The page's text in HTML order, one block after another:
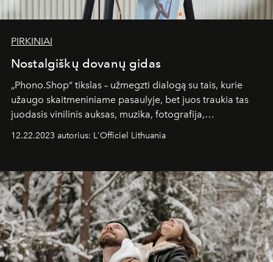
PIRKINIAI
Nostalgiškų dovanų gidas
„Phono.Shop“ tikslas – užmegzti dialogą su tais, kurie
užaugo skaitmeniniame pasaulyje, bet juos traukia tas
juodasis vinilinis auksas, muzika, fotografija,
12.22.2023 autorius: L'Officiel Lithuania